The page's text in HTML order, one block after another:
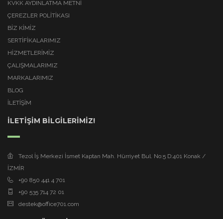
KVKK AYDINLATMA METNI
ÇEREZLER POLITIKASI
BİZ KİMİZ
SERTİFİKALARIMIZ
HİZMETLERİMİZ
ÇALIŞMALARIMIZ
MARKALARIMIZ
BLOG
İLETİŞİM
İLETİŞİM BİLGİLERİMİZ!
Tezol İş Merkezi İsmet Kaptan Mah. Hürriyet Bul. No:5 D:401 Konak /
İZMİR
+90 850 441 4 701
+90 535 714 72 01
destek@office701.com